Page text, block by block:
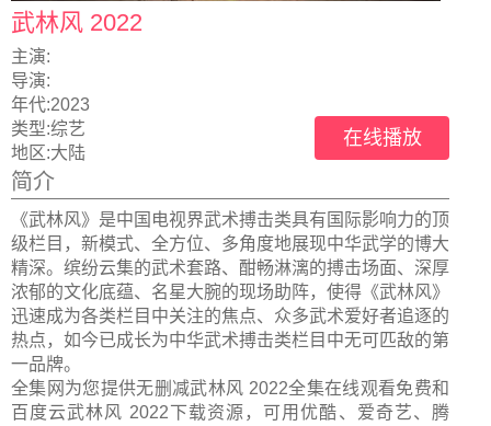
武林风 2022
主演:
导演:
年代:2023
类型:综艺
地区:大陆
在线播放
简介
《武林风》是中国电视界武术搏击类具有国际影响力的顶
级栏目，新模式、全方位、多角度地展现中华武学的博大
精深。缤纷云集的武术套路、酣畅淋漓的搏击场面、深厚
浓郁的文化底蕴、名星大腕的现场助阵，使得《武林风》
迅速成为各类栏目中关注的焦点、众多武术爱好者追逐的
热点，如今已成长为中华武术搏击类栏目中无可匹敌的第
一品牌。
全集网为您提供无删减武林风 2022全集在线观看免费和
百度云武林风 2022下载资源，可用优酷、爱奇艺、腾